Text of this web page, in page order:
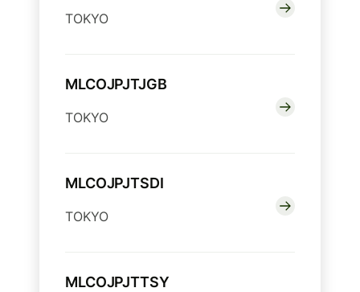
TOKYO
MLCOJPJTJGB
TOKYO
MLCOJPJTSDI
TOKYO
MLCOJPJTTSY